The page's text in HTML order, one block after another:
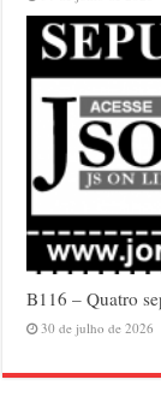
B116 – Quatro
30 de julho de 2026